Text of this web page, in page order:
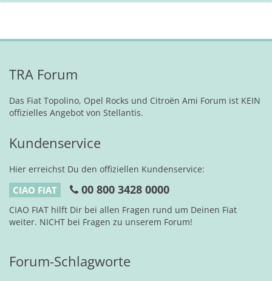
TRA Forum
Das Fiat Topolino, Opel Rocks und Citroën Ami Forum ist KEIN
offizielles Angebot von Stellantis.
Kundenservice
Hier erreichst Du den offiziellen Kundenservice:
CIAO FIAT 00 800 3428 0000
CIAO FIAT hilft Dir bei allen Fragen rund um Deinen Fiat
weiter. NICHT bei Fragen zu unserem Forum!
Forum-Schlagworte